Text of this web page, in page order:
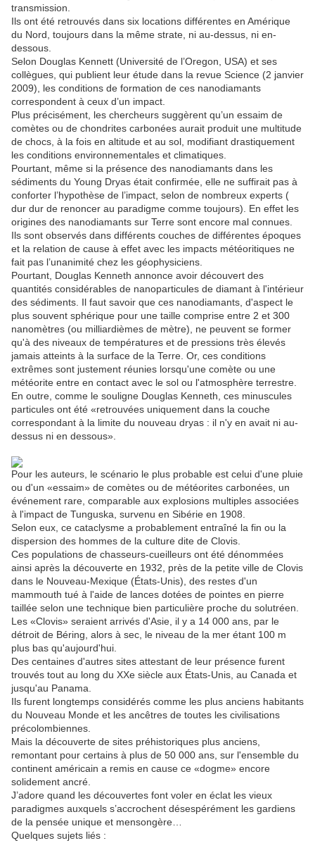
transmission.
Ils ont été retrouvés dans six locations différentes en Amérique
du Nord, toujours dans la même strate, ni au-dessus, ni en-
dessous.
Selon Douglas Kennett (Université de l’Oregon, USA) et ses
collègues, qui publient leur étude dans la revue Science (2 janvier
2009), les conditions de formation de ces nanodiamants
correspondent à ceux d’un impact.
Plus précisément, les chercheurs suggèrent qu’un essaim de
comètes ou de chondrites carbonées aurait produit une multitude
de chocs, à la fois en altitude et au sol, modifiant drastiquement
les conditions environnementales et climatiques.
Pourtant, même si la présence des nanodiamants dans les
sédiments du Young Dryas était confirmée, elle ne suffirait pas à
conforter l’hypothèse de l’impact, selon de nombreux experts (
dur dur de renoncer au paradigme comme toujours). En effet les
origines des nanodiamants sur Terre sont encore mal connues.
Ils sont observés dans différents couches de différentes époques
et la relation de cause à effet avec les impacts météoritiques ne
fait pas l’unanimité chez les géophysiciens.
Pourtant, Douglas Kenneth annonce avoir découvert des
quantités considérables de nanoparticules de diamant à l'intérieur
des sédiments. Il faut savoir que ces nanodiamants, d'aspect le
plus souvent sphérique pour une taille comprise entre 2 et 300
nanomètres (ou milliardièmes de mètre), ne peuvent se former
qu'à des niveaux de températures et de pressions très élevés
jamais atteints à la surface de la Terre. Or, ces conditions
extrêmes sont justement réunies lorsqu'une comète ou une
météorite entre en contact avec le sol ou l'atmosphère terrestre.
En outre, comme le souligne Douglas Kenneth, ces minuscules
particules ont été «retrouvées uniquement dans la couche
correspondant à la limite du nouveau dryas : il n'y en avait ni au-
dessus ni en dessous».
Pour les auteurs, le scénario le plus probable est celui d'une pluie
ou d'un «essaim» de comètes ou de météorites carbonées, un
événement rare, comparable aux explosions multiples associées
à l'impact de Tunguska, survenu en Sibérie en 1908.
Selon eux, ce cataclysme a probablement entraîné la fin ou la
dispersion des hommes de la culture dite de Clovis.
Ces populations de chasseurs-cueilleurs ont été dénommées
ainsi après la découverte en 1932, près de la petite ville de Clovis
dans le Nouveau-Mexique (États-Unis), des restes d'un
mammouth tué à l'aide de lances dotées de pointes en pierre
taillée selon une technique bien particulière proche du solutréen.
Les «Clovis» seraient arrivés d'Asie, il y a 14 000 ans, par le
détroit de Béring, alors à sec, le niveau de la mer étant 100 m
plus bas qu'aujourd'hui.
Des centaines d'autres sites attestant de leur présence furent
trouvés tout au long du XXe siècle aux États-Unis, au Canada et
jusqu'au Panama.
Ils furent longtemps considérés comme les plus anciens habitants
du Nouveau Monde et les ancêtres de toutes les civilisations
précolombiennes.
Mais la découverte de sites préhistoriques plus anciens,
remontant pour certains à plus de 50 000 ans, sur l'ensemble du
continent américain a remis en cause ce «dogme» encore
solidement ancré.
J’adore quand les découvertes font voler en éclat les vieux
paradigmes auxquels s’accrochent désespérément les gardiens
de la pensée unique et mensongère…
Quelques sujets liés :